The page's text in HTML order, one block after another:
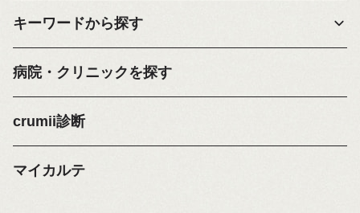
キーワードから探す
病院・クリニックを探す
crumii診断
マイカルテ